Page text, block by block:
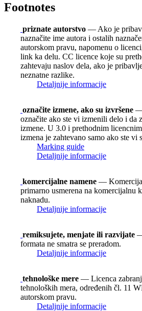
Footnotes
priznate autorstvo — Ako je
naznačite ime autora i ostalih
autorskom pravu, napomenu o
link ka delu. CC licence koje su
zahtevaju naslov dela, ako je
neznatne razlike.
Detaljnije informacije
označite izmene, ako su izvršene —
označite ako ste vi izmenili delo i da
izmene. U 3.0 i prethodnim
izmena je zahtevano samo ako ste vi
Marking guide
Detaljnije informacije
komercijalne namene —
primarno usmerena na komercijalnu
naknadu.
Detaljnije informacije
remiksujete, menjate ili razvijate
formata ne smatra se preradom.
Detaljnije informacije
tehnološke mere — Licenca
tehnoloških mera, određenih čl. 11
autorskom pravu.
Detaljnije informacije